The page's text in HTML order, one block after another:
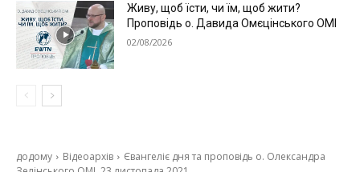
Живу, щоб їсти, чи їм, щоб жити?
Проповідь о. Давида Омєцінського ОМІ
02/08/2026